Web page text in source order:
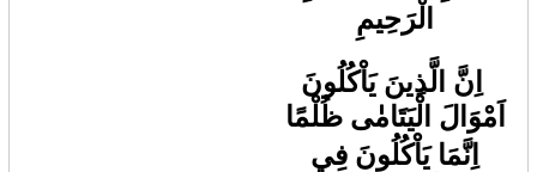
الْرَحِيمِ
اِنَّ الَّذينَ يَاْكُلُونَ
اَمْوَالَ الْيَتَامٰٰٰى ظُلْمًا
اِنَّمَا يَاْكُلُونَ فِي